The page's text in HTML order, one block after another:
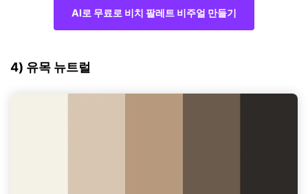
AI로 무료로 비치 팔레트 비주얼 만들기
4) 유목 뉴트럴